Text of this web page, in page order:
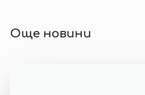
Още новини